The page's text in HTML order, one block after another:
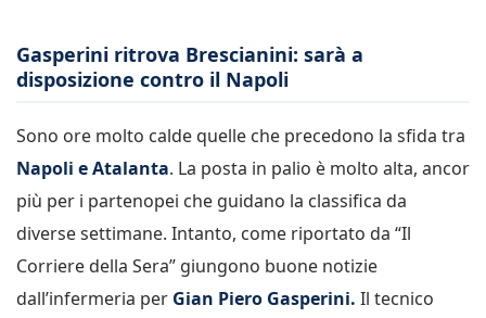
Gasperini ritrova Brescianini: sarà a
disposizione contro il Napoli
Sono ore molto calde quelle che precedono la sfida tra
Napoli e Atalanta. La posta in palio è molto alta, ancor
più per i partenopei che guidano la classifica da
diverse settimane. Intanto, come riportato da “Il
Corriere della Sera” giungono buone notizie
dall’infermeria per Gian Piero Gasperini. Il tecnico